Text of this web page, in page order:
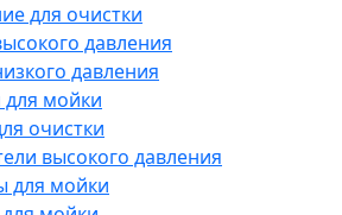
для очистки
давления
давления
для мойки
очистки
высокого давления
для мойки